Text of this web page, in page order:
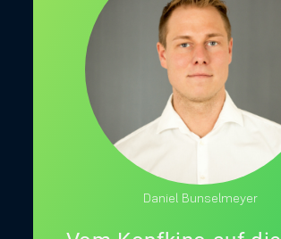
Daniel Bunselmeyer